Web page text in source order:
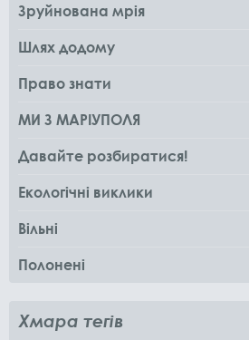
Зруйнована мрія
Шлях додому
Право знати
МИ З МАРІУПОЛЯ
Давайте розбиратися!
Екологічні виклики
Вільні
Полонені
Хмара тегів